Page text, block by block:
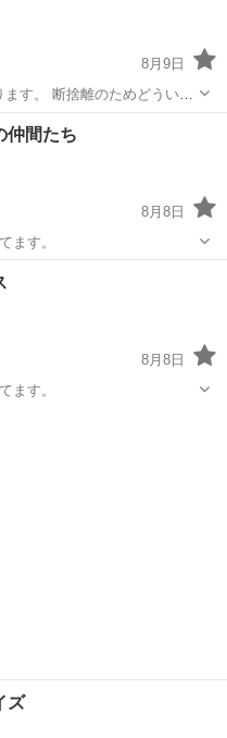
8月9日
す。 断捨離のためどういう
ゲーム
仲間たち
8月8日
ます。
8月8日
ます。
ズ